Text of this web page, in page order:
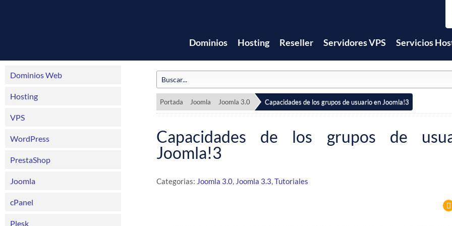
Dominios Hosting Reseller Servidores VPS Servicios
Dominios Web
Hosting
VPS
WordPress
PrestaShop
Joomla
cPanel
Plesk
Portada Joomla Joomla 3.0 Capacidades de los grupos de usuario en Joomla!3
Capacidades de los grupos de
Joomla!3
Categorias: Joomla 3.0, Joomla 3.3,Tutoriales